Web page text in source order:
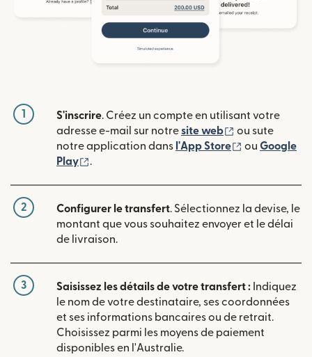
1 S'inscrire. Créez un compte en utilisant votre
adresse e-mail sur notresite web (s'ouvre dans
ou sute
notre application dans l'App Store (s'ouvre
ou Google
Play
.
2 Configurer le transfert. Sélectionnez la devise, le
montant que vous souhaitez envoyer et le délai
de livraison.
3 Saisissez les détails de votre transfert : Indiquez
le nom de votre destinataire, ses coordonnées
et ses informations bancaires ou de retrait.
Choisissez parmi les moyens de paiement
disponibles en l'Australie.